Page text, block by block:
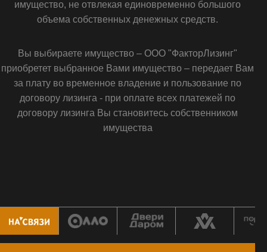
имущество, не отвлекая единовременно большого
объема собственных денежных средств.
Вы выбираете имущество – ООО "ФакторЛизинг"
приобретет выбранное Вами имущество – передает Вам
за плату во временное владение и пользование по
договору лизинга - при оплате всех платежей по
договору лизинга Вы становитесь собственником
имущества